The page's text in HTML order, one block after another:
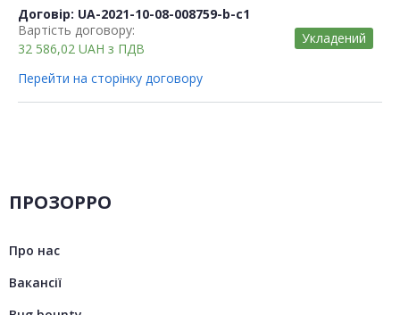
Договір: UA-2021-10-08-008759-b-c1
Вартість договору:
32 586,02 UAH з ПДВ
Укладений
Перейти на сторінку договору
ПРОЗОРРО
Про нас
Вакансії